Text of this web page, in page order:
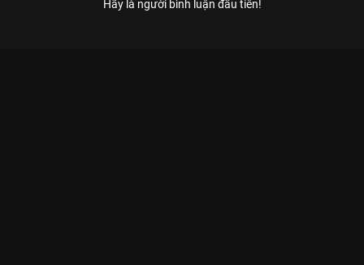
Hãy là người bình luận đầu tiên!